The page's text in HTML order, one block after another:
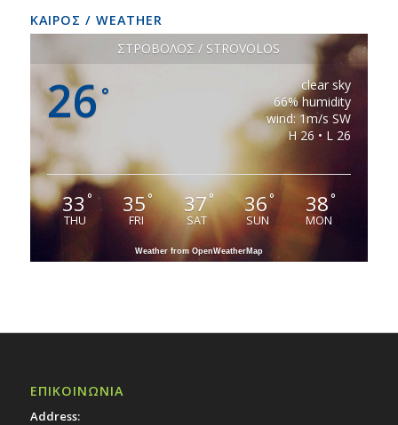
ΚΑΙΡΟΣ / WEATHER
ΣΤΡΟΒΟΛΟΣ / STROVOLOS
26 °
clear sky
66% humidity
wind: 1m/s SW
H 26 • L 26
33 °
THU
35°
FRI
37°
SAT
36°
SUN
38°
MON
Weather from OpenWeatherMap
ΕΠΙΚΟΙΝΩΝΙΑ
Address: